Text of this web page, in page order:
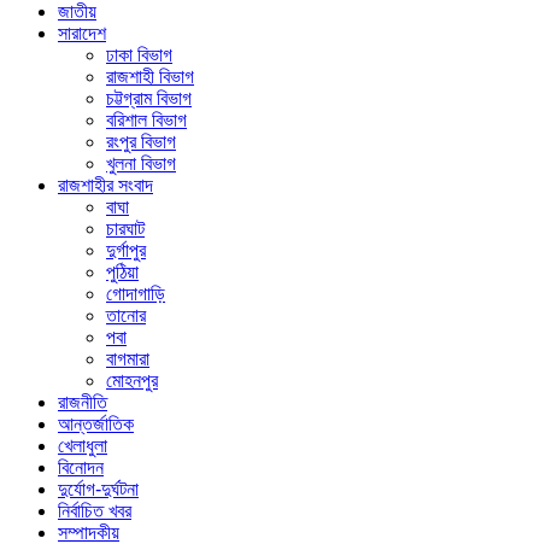
জাতীয়
সারাদেশ
ঢাকা বিভাগ
রাজশাহী বিভাগ
চট্টগ্রাম বিভাগ
বরিশাল বিভাগ
রংপুর বিভাগ
খুলনা বিভাগ
রাজশাহীর সংবাদ
বাঘা
চারঘাট
দুর্গাপুর
পুঠিয়া
গোদাগাড়ি
তানোর
পবা
বাগমারা
মোহনপুর
রাজনীতি
আন্তর্জাতিক
খেলাধুলা
বিনোদন
দুর্যোগ-দুর্ঘটনা
নির্বাচিত খবর
সম্পাদকীয়